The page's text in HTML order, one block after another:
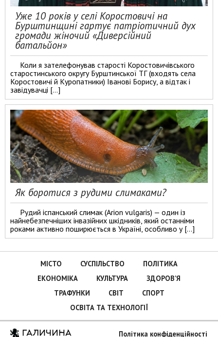
Уже 10 років у селі Коростовичі на
Бурштинщині гартує патріотичний дух
громади жіночий «Диверсійний
батальйон»
Коли я зателефонував старості Коростовичівського
старостинського округу Бурштинської ТГ (входять села
Коростовичі й Куропатники) Іванові Борису, а відтак і
завідувачці […]
Як боротися з рудими слимаками?
Рудий іспанський слимак (Arion vulgaris) — один із
найнебезпечніших інвазійних шкідників, який останніми
роками активно поширюється в Україні, особливо у […]
МІСТО СУСПІЛЬСТВО
ПОЛІТИКА
ЕКОНОМІКА
КУЛЬТУРА
ЗДОРОВ’Я
ТРАФУНКИ
СВІТ
СПОРТ
ОСВІТА ТА ТЕХНОЛОГІЇ
ГАЛИЧИНА Політика конфіденційності